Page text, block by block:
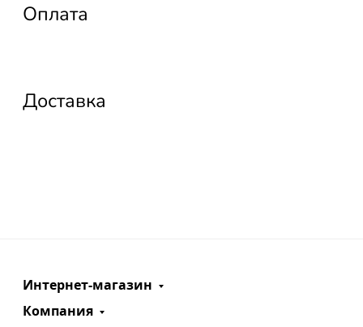
Оплата
Доставка
Интернет-магазин
Компания